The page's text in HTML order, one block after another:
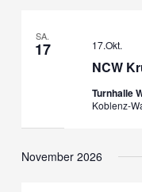
SA.
17
NCW
17.Okt.
Turnhalle
Koblenz-
November 2026